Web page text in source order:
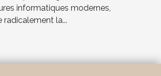
informatiques modernes,
radicalement la...